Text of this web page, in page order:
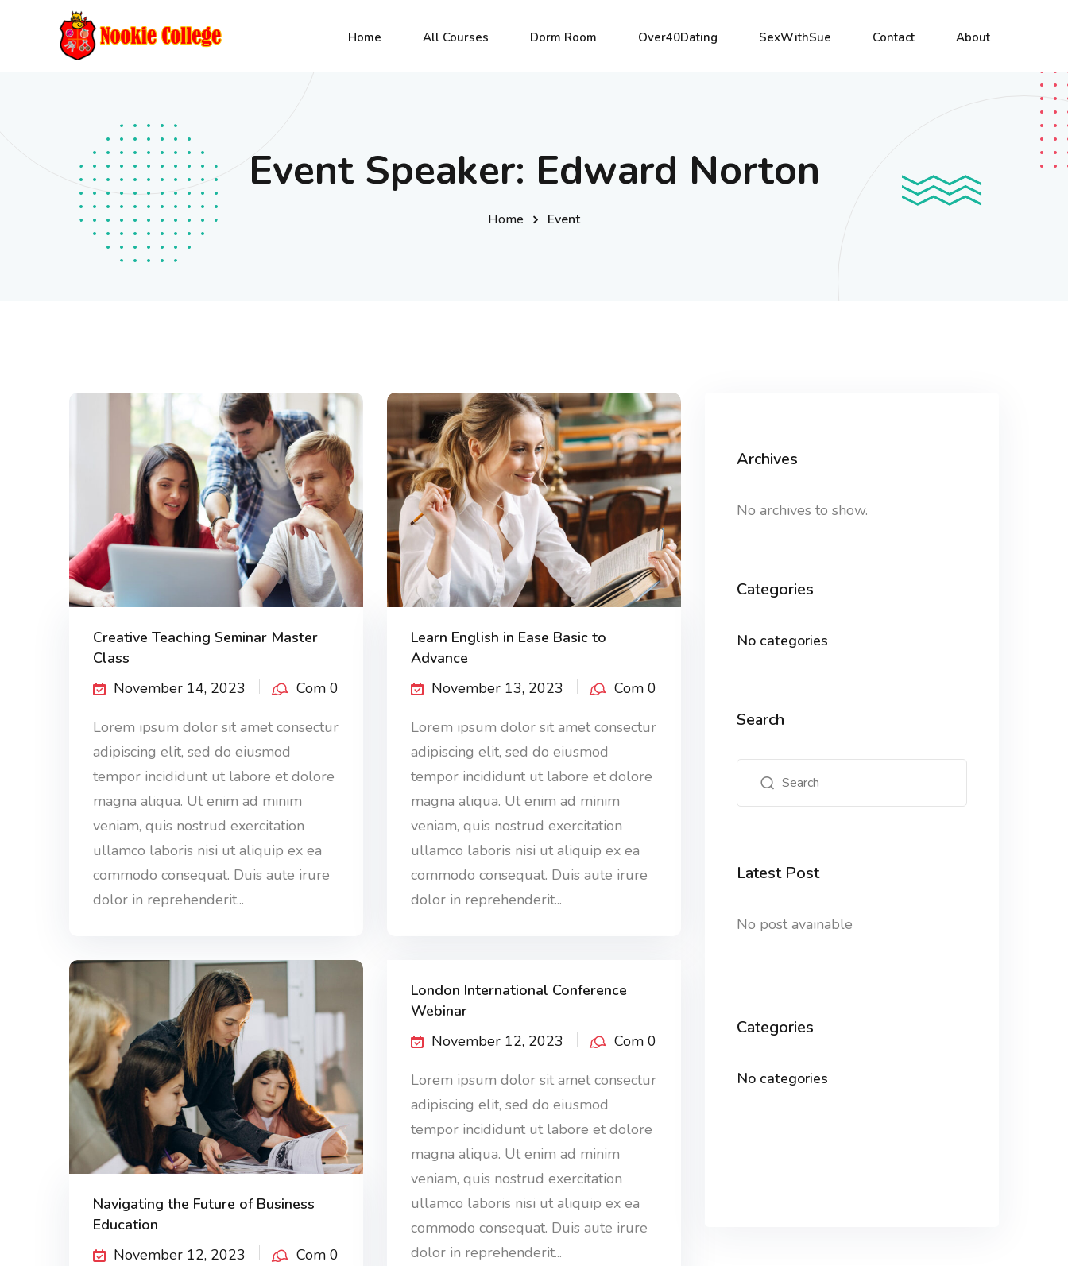
Home All Courses Dorm Room Over40Dating SexWithSue Contact About
Event Speaker: Edward Norton
Home Event
Creative Teaching Seminar Master
Class
November 14, 2023
Com 0
Lorem ipsum dolor sit amet consectur
adipiscing elit, sed do eiusmod
tempor incididunt ut labore et dolore
magna aliqua. Ut enim ad minim
veniam, quis nostrud exercitation
ullamco laboris nisi ut aliquip ex ea
commodo consequat. Duis aute irure
dolor in reprehenderit...
Learn English in Ease Basic to
Advance
November 13, 2023
Com 0
Lorem ipsum dolor sit amet consectur
adipiscing elit, sed do eiusmod
tempor incididunt ut labore et dolore
magna aliqua. Ut enim ad minim
veniam, quis nostrud exercitation
ullamco laboris nisi ut aliquip ex ea
commodo consequat. Duis aute irure
dolor in reprehenderit...
Navigating the Future of Business
Education
November 12, 2023
Com 0
London International Conference
Webinar
November 12, 2023
Com 0
Lorem ipsum dolor sit amet consectur
adipiscing elit, sed do eiusmod
tempor incididunt ut labore et dolore
magna aliqua. Ut enim ad minim
veniam, quis nostrud exercitation
ullamco laboris nisi ut aliquip ex ea
commodo consequat. Duis aute irure
dolor in reprehenderit...
Archives
No archives to show.
Categories
No categories
Search
Latest Post
No post avainable
Categories
No categories
Remember me Lost your password?